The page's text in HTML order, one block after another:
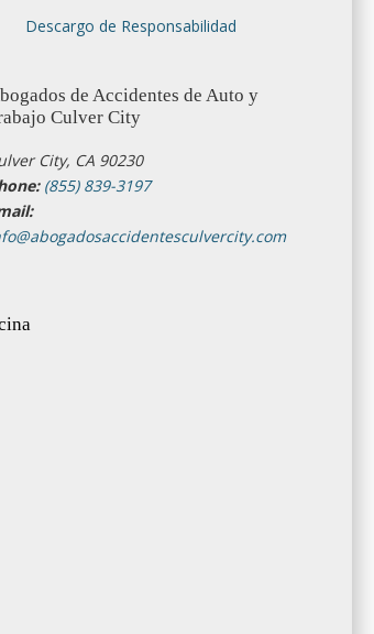
Descargo de Responsabilidad
de Accidentes de Auto y
Culver City
City, CA 90230
(855) 839-3197